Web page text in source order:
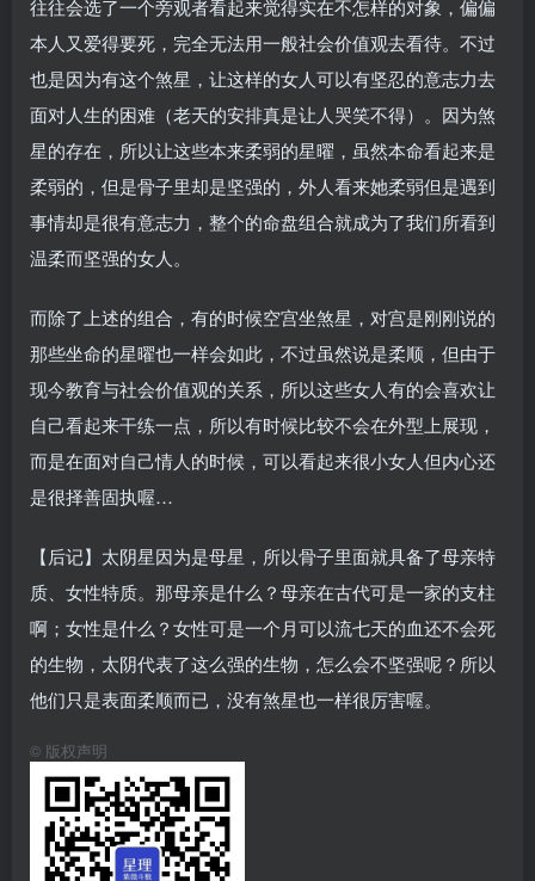
往往会选了一个旁观者看起来觉得实在不怎样的对象，偏偏
本人又爱得要死，完全无法用一般社会价值观去看待。不过
也是因为有这个煞星，让这样的女人可以有坚忍的意志力去
面对人生的困难（老天的安排真是让人哭笑不得）。因为煞
星的存在，所以让这些本来柔弱的星曜，虽然本命看起来是
柔弱的，但是骨子里却是坚强的，外人看来她柔弱但是遇到
事情却是很有意志力，整个的命盘组合就成为了我们所看到
温柔而坚强的女人。
而除了上述的组合，有的时候空宫坐煞星，对宫是刚刚说的
那些坐命的星曜也一样会如此，不过虽然说是柔顺，但由于
现今教育与社会价值观的关系，所以这些女人有的会喜欢让
自己看起来干练一点，所以有时候比较不会在外型上展现，
而是在面对自己情人的时候，可以看起来很小女人但内心还
是很择善固执喔…
【后记】太阴星因为是母星，所以骨子里面就具备了母亲特
质、女性特质。那母亲是什么？母亲在古代可是一家的支柱
啊；女性是什么？女性可是一个月可以流七天的血还不会死
的生物，太阴代表了这么强的生物，怎么会不坚强呢？所以
他们只是表面柔顺而已，没有煞星也一样很厉害喔。
© 版权声明